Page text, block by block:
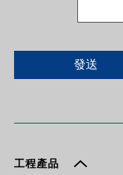
發送
工程產品